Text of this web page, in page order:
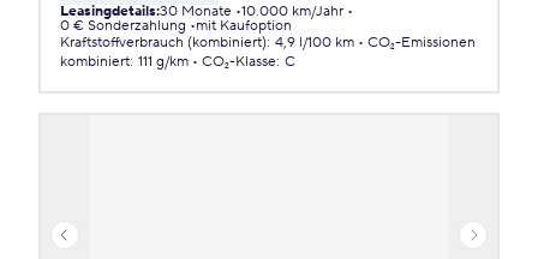
Leasingdetails:30 Monate 10.000 km/Jahr
0 € Sonderzahlung
mit Kaufoption
Kraftstoffverbrauch (kombiniert): 4,9 l/100 km
CO₂-Emissionen
kombiniert: 111 g/km CO₂-Klasse: C